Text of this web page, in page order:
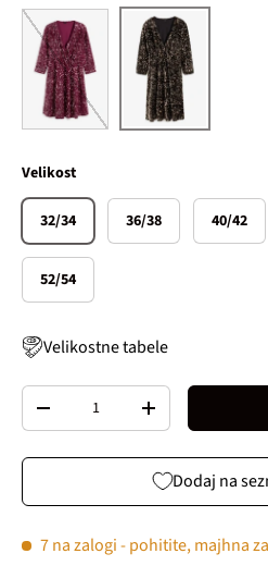
jagodna črna/barva rdečega
Velikost
32/34 36/38 40/42
52/54
Velikostne tabele
Količina
Decrease quantityIncrease quantity
Dodaj na
7 na zalogi- pohitite, majhna